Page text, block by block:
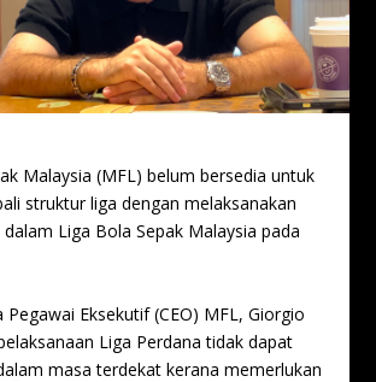
Malaysia (MFL) belum bersedia untuk
struktur liga dengan melaksanakan
Liga Bola Sepak Malaysia pada
Eksekutif (CEO) MFL, Giorgio
Liga Perdana tidak dapat
masa terdekat kerana memerlukan